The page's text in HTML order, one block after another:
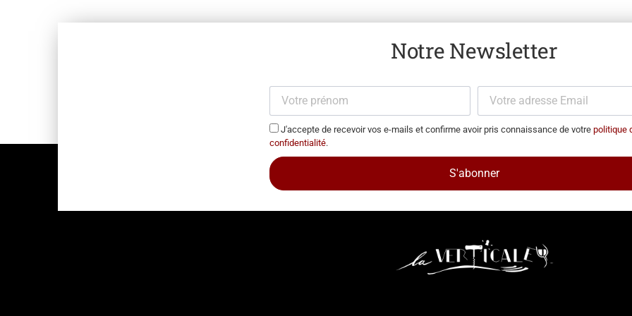
Notre Newsletter
J'accepte de recevoir vos e-mails et confirme avoir pris connaissance de votre politique
confidentialité.